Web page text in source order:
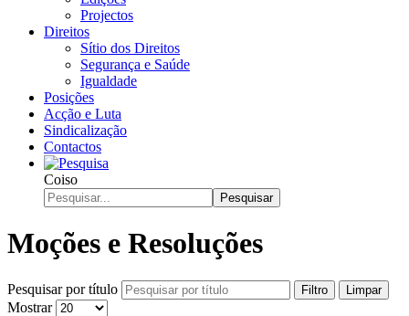
Projectos
Direitos
Sítio dos Direitos
Segurança e Saúde
Igualdade
Posições
Acção e Luta
Sindicalização
Contactos
Coiso
Pesquisar
Moções e Resoluções
Pesquisar por título Filtro Limpar
Mostrar